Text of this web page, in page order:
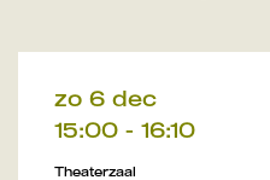
zo 6 dec
15:00 - 16:10
Theaterzaal